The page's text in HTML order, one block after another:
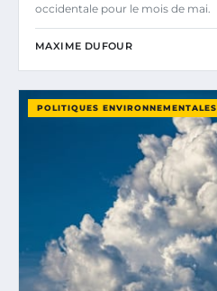
occidentale pour le mois de mai.
MAXIME DUFOUR
POLITIQUES ENVIRONNEMENTALES